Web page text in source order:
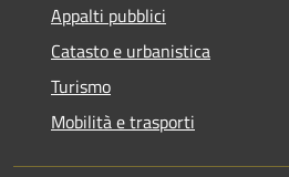
Appalti pubblici
Catasto e urbanistica
Turismo
Mobilità e trasporti